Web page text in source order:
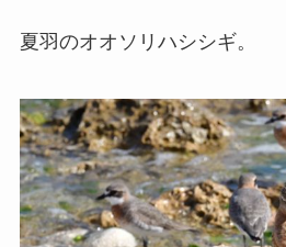
夏羽のオオソリハシシギ。